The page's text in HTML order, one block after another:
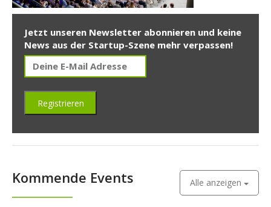
Jetzt unseren Newsletter abonnieren und keine
News aus der Startup-Szene mehr verpassen!
Kommende Events Alle anzeigen